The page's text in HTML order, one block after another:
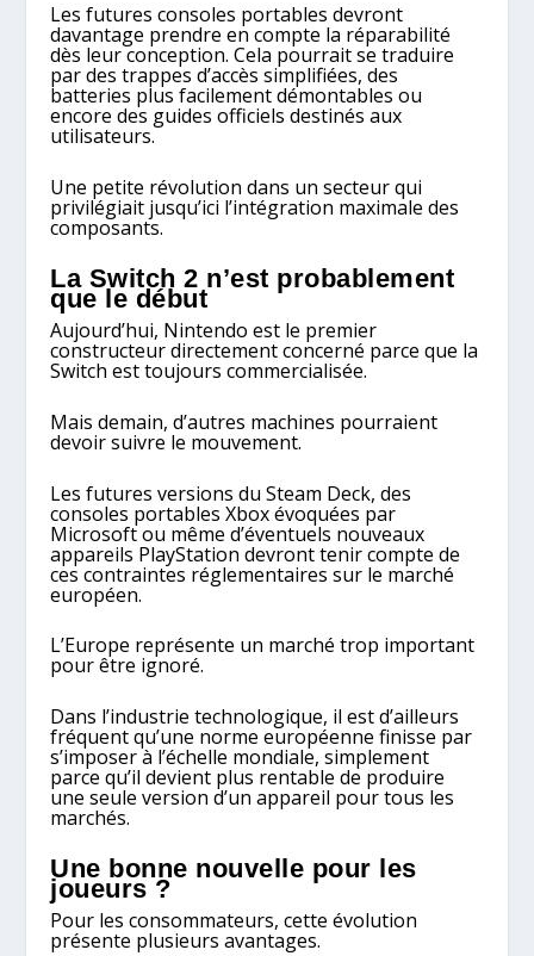
Les futures consoles portables devront
davantage prendre en compte la réparabilité
dès leur conception. Cela pourrait se traduire
par des trappes d’accès simplifiées, des
batteries plus facilement démontables ou
encore des guides officiels destinés aux
utilisateurs.
Une petite révolution dans un secteur qui
privilégiait jusqu’ici l’intégration maximale des
composants.
La Switch 2 n’est probablement
que le début
Aujourd’hui, Nintendo est le premier
constructeur directement concerné parce que la
Switch est toujours commercialisée.
Mais demain, d’autres machines pourraient
devoir suivre le mouvement.
Les futures versions du Steam Deck, des
consoles portables Xbox évoquées par
Microsoft ou même d’éventuels nouveaux
appareils PlayStation devront tenir compte de
ces contraintes réglementaires sur le marché
européen.
L’Europe représente un marché trop important
pour être ignoré.
Dans l’industrie technologique, il est d’ailleurs
fréquent qu’une norme européenne finisse par
s’imposer à l’échelle mondiale, simplement
parce qu’il devient plus rentable de produire
une seule version d’un appareil pour tous les
marchés.
Une bonne nouvelle pour les
joueurs ?
Pour les consommateurs, cette évolution
présente plusieurs avantages.